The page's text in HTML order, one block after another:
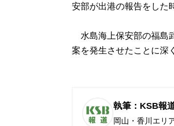
安部が出港の報告をした
水島海上保安部の福島
案を発生させたことに深
執筆：KSB報
岡山・香川エリ